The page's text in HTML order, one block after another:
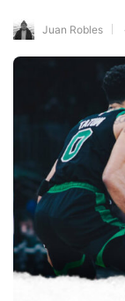
Juan Robles